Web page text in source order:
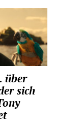
über
sich